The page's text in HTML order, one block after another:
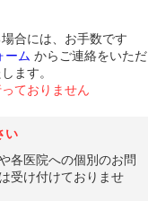
合には、お手数です
ーム からご連絡をいただ
ます。
ておりません
い
各医院への個別のお問
受け付けておりませ